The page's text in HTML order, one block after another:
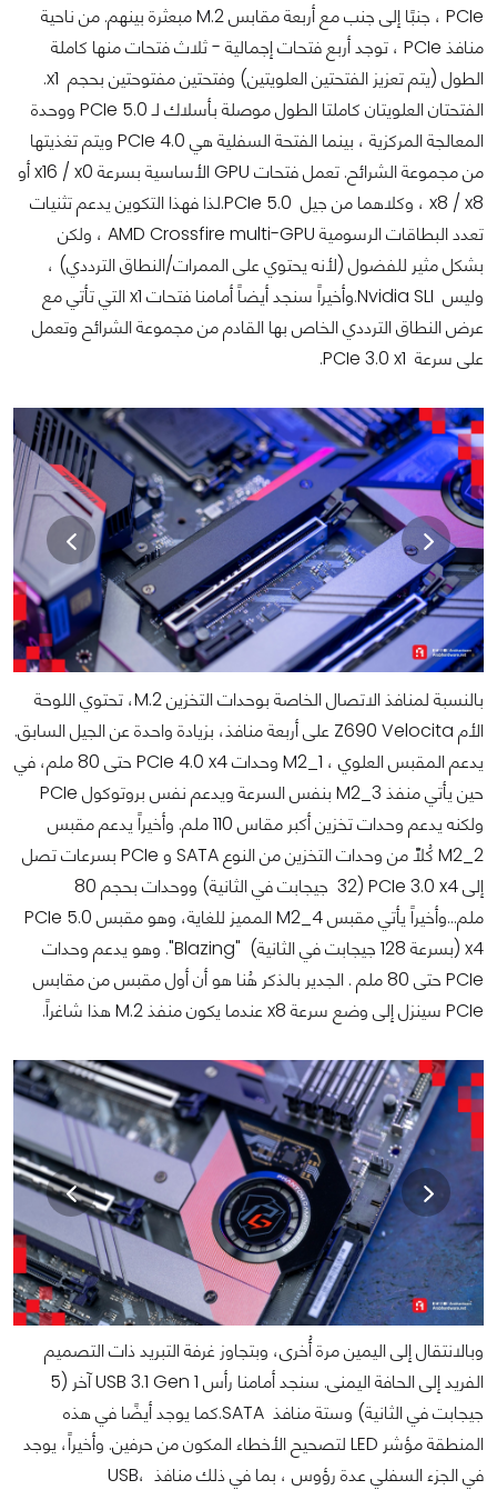
PCIe ، جنبًا إلى جنب مع أربعة مقابس M.2 مبعثرة بينهم. من ناحية
منافذ PCIe ، توجد أربع فتحات إجمالية - ثلاث فتحات منها كاملة
الطول (يتم تعزيز الفتحتين العلويتين) وفتحتين مفتوحتين بحجم x1.
الفتحتان العلويتان كاملتا الطول موصلة بأسلاك لـ PCIe 5.0 ووحدة
المعالجة المركزية ، بينما الفتحة السفلية هي PCIe 4.0 ويتم تغذيتها
من مجموعة الشرائح. تعمل فتحات GPU الأساسية بسرعة x16 / x0 أو
x8 / x8 ، وكلاهما من جيل PCIe 5.0.لذا فهذا التكوين يدعم تثنيات
تعدد البطاقات الرسومية AMD Crossfire multi-GPU ، ولكن
بشكل مثير للفضول (لأنه يحتوي على الممرات/النطاق الترددي) ،
وليس Nvidia SLI.وأخيراً سنجد أيضاً أمامنا فتحات x1 التي تأتي مع
عرض النطاق الترددي الخاص بها القادم من مجموعة الشرائح وتعمل
على سرعة PCIe 3.0 x1.
بالنسبة لمنافذ الاتصال الخاصة بوحدات التخزين M.2، تحتوي اللوحة
الأم Z690 Velocita على أربعة منافذ، بزيادة واحدة عن الجيل السابق.
يدعم المقبس العلوي ، M2_1 وحدات PCIe 4.0 x4 حتى 80 ملم، في
حين يأتي منفذ M2_3 بنفس السرعة ويدعم نفس بروتوكول PCIe
ولكنه يدعم وحدات تخزين أكبر مقاس 110 ملم. وأخيراً يدعم مقبس
M2_2 كُلّاً من وحدات التخزين من النوع SATA و PCIe بسرعات تصل
إلى PCIe 3.0 x4 (32 جيجابت في الثانية) ووحدات بحجم 80
ملم...وأخيراً يأتي مقبس M2_4 المميز للغاية، وهو مقبس PCIe 5.0
x4 (بسرعة 128 جيجابت في الثانية) "Blazing". وهو يدعم وحدات
PCIe حتى 80 ملم . الجدير بالذكر هُنا هو أن أول مقبس من مقابس
PCIe سينزل إلى وضع سرعة x8 عندما يكون منفذ M.2 هذا شاغراً.
وبالانتقال إلى اليمين مرة أُخرى، وبتجاوز غرفة التبريد ذات التصميم
الفريد إلى الحافة اليمنى. سنجد أمامنا رأس USB 3.1 Gen 1 آخر (5
جيجابت في الثانية) وستة منافذ SATA.كما يوجد أيضًا في هذه
المنطقة مؤشر LED لتصحيح الأخطاء المكون من حرفين. وأخيراً، يوجد
في الجزء السفلي عدة رؤوس ، بما في ذلك منافذ USB،